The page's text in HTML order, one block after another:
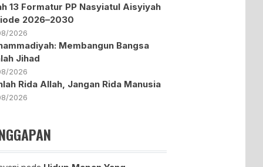
13 Formatur PP Nasyiatul Aisyiyah
2026–2030
2026
Membangun Bangsa
Jihad
2026
Rida Allah, Jangan Rida Manusia
2026